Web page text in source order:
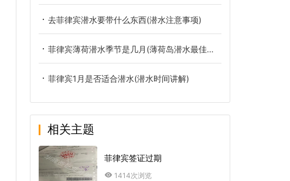
去菲律宾潜水要带什么东西(潜水注意事项)
菲律宾薄荷潜水季节是几月(薄荷岛潜水最佳季节分享)
菲律宾1月是否适合潜水(潜水时间讲解)
相关主题
菲律宾签证过期
1414次浏览